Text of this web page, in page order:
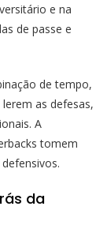
e na
de passe e
de tempo,
as defesas,
A
tomem
da